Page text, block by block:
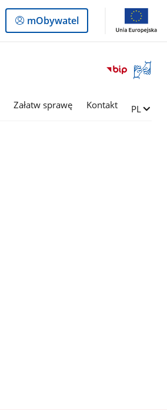
Logowanie
do
mObywatel
Otwórz
okno
języka
Załatw sprawę Kontakt Zmień
PL